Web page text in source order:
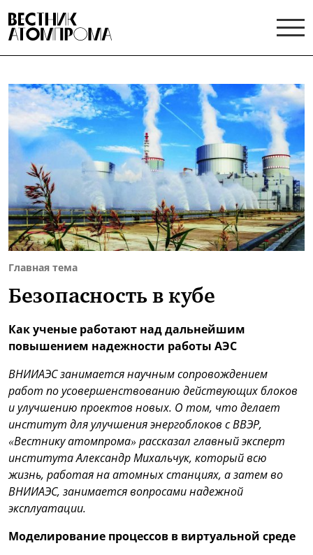
Главная тема
Безопасность в кубе
Как ученые работают над дальнейшим
повышением надежности работы АЭС
ВНИИАЭС занимается научным сопровождением
работ по усовершенствованию действующих блоков
и улучшению проектов новых. О том, что делает
институт для улучшения энергоблоков с ВВЭР,
«Вестнику атомпрома» рассказал главный эксперт
института Александр Михальчук, который всю
жизнь, работая на атомных станциях, а затем во
ВНИИАЭС, занимается вопросами надежной
эксплуатации.
Моделирование процессов в виртуальной среде